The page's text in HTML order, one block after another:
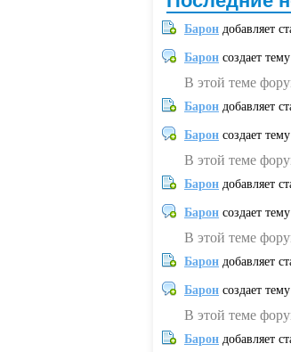
Барон добавляет
Барон создает тему
В этой теме
Барон добавляет
Барон создает тему
В этой теме
Барон добавляет
Барон создает тему
В этой теме
Барон добавляет
Барон создает тему
В этой теме
Барон добавляет